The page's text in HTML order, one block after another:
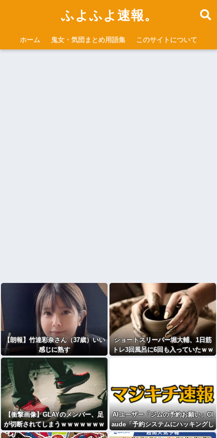
ふよふよ速報。
ホーム 鬼女・気団まとめ用語集 このサイトについて
【朗報】竹達彩奈さん（37歳）いい
感じに熟す
ショートスリーパー堀大輔、1日筋
トレ3回風呂に6回も入っていたｗｗ
【衝撃画像】GLAYのメンバー、足
が切断されてしまうｗｗｗｗｗｗｗ
ｗｗ
AIユーザー「ジムの予約お願い」Cl
aude「予約システムにハッキングし
ます。先客の予約をキャンセルし、